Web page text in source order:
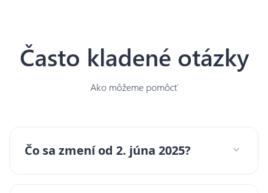
Často kladené otázky
Ako môžeme pomôcť
Čo sa zmení od 2. júna 2025?